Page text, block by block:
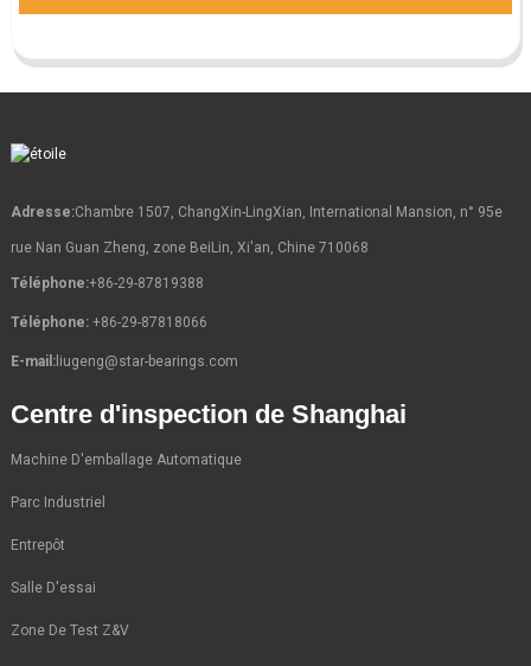
Adresse:Chambre 1507, ChangXin-LingXian, International Mansion, n° 95e
rue Nan Guan Zheng, zone BeiLin, Xi'an, Chine 710068
Téléphone:+86-29-87819388
Téléphone: +86-29-87818066
E-mail:liugeng@star-bearings.com
Centre d'inspection de Shanghai
Machine D'emballage Automatique
Parc Industriel
Entrepôt
Salle D'essai
Zone De Test Z&V